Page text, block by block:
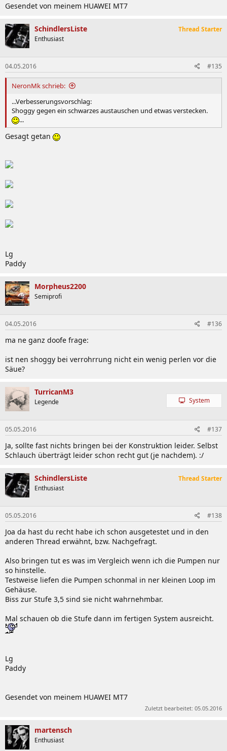
Gesendet von meinem HUAWEI MT7
SchindlersListe
Enthusiast
Thread Starter
04.05.2016 #135
NeronMk schrieb:
...Verbesserungsvorschlag:
Shoggy gegen ein schwarzes austauschen und etwas verstecken.
...
Gesagt getan
Lg
Paddy
Morpheus2200
Semiprofi
04.05.2016 #136
ma ne ganz doofe frage:
ist nen shoggy bei verrohrrung nicht ein wenig perlen vor die
Säue?
TurricanM3
Legende System
05.05.2016 #137
Ja, sollte fast nichts bringen bei der Konstruktion leider. Selbst
Schlauch überträgt leider schon recht gut (je nachdem). :/
SchindlersListe
Enthusiast
Thread Starter
05.05.2016 #138
Joa da hast du recht habe ich schon ausgetestet und in den
anderen Thread erwähnt, bzw. Nachgefragt.
Also bringen tut es was im Vergleich wenn ich die Pumpen nur
so hinstelle.
Testweise liefen die Pumpen schonmal in ner kleinen Loop im
Gehäuse.
Biss zur Stufe 3,5 sind sie nicht wahrnehmbar.
Mal schauen ob die Stufe dann im fertigen System ausreicht.
Lg
Paddy
Gesendet von meinem HUAWEI MT7
Zuletzt bearbeitet: 05.05.2016
martensch
Enthusiast